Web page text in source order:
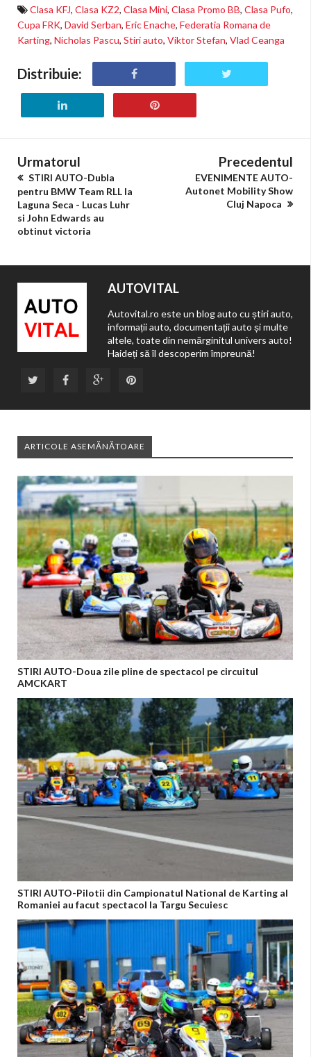
Clasa KFJ, Clasa KZ2, Clasa Mini, Clasa Promo BB, Clasa Pufo,
Cupa FRK, David Serban, Eric Enache, Federatia Romana de
Karting, Nicholas Pascu, Stiri auto, Viktor Stefan, Vlad Ceanga
Distribuie:
Urmatorul
STIRI AUTO-Dubla
pentru BMW Team RLL la
Laguna Seca - Lucas Luhr
si John Edwards au
obtinut victoria
Precedentul
EVENIMENTE AUTO-
Autonet Mobility Show
Cluj Napoca
AUTOVITAL
Autovital.ro este un blog auto cu știri auto,
informații auto, documentații auto și multe
altele, toate din nemărginitul univers auto!
Haideți să îl descoperim împreună!
ARTICOLE ASEMĂNĂTOARE
STIRI AUTO-Doua zile pline de spectacol pe circuitul
AMCKART
STIRI AUTO-Pilotii din Campionatul National de Karting al
Romaniei au facut spectacol la Targu Secuiesc